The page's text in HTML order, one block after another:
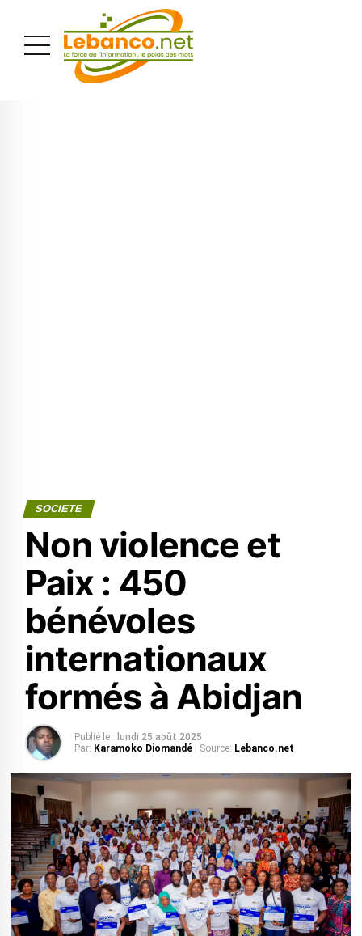
SOCIETE
Non violence et
Paix : 450
bénévoles
internationaux
formés à Abidjan
Publié le : lundi 25 août 2025
Par: Karamoko Diomandé | Source: Lebanco.net